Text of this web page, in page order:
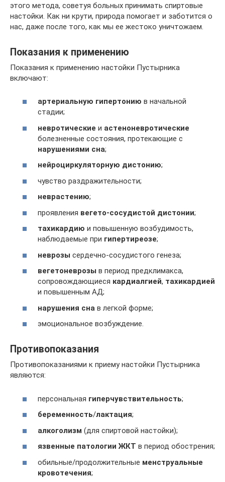
этого метода, советуя больных принимать спиртовые
настойки. Как ни крути, природа помогает и заботится о
нас, даже после того, как мы ее жестоко уничтожаем.
Показания к применению
Показания к применению настойки Пустырника
включают:
артериальную гипертонию в начальной
стадии;
невротические и астеноневротические
болезненные состояния, протекающие с
нарушениями сна;
нейроциркуляторную дистонию;
чувство раздражительности;
неврастению;
проявления вегето-сосудистой дистонии;
тахикардию и повышенную возбудимость,
наблюдаемые при гипертиреозе;
неврозы сердечно-сосудистого генеза;
вегетоневрозы в период предклимакса,
сопровождающиеся кардиалгией, тахикардией
и повышенным АД;
нарушения сна в легкой форме;
эмоциональное возбуждение.
Противопоказания
Противопоказаниями к приему настойки Пустырника
являются:
персональная гиперчувствительность;
беременность/лактация;
алкоголизм (для спиртовой настойки);
язвенные патологии ЖКТ в период обострения;
обильные/продолжительные менструальные
кровотечения;